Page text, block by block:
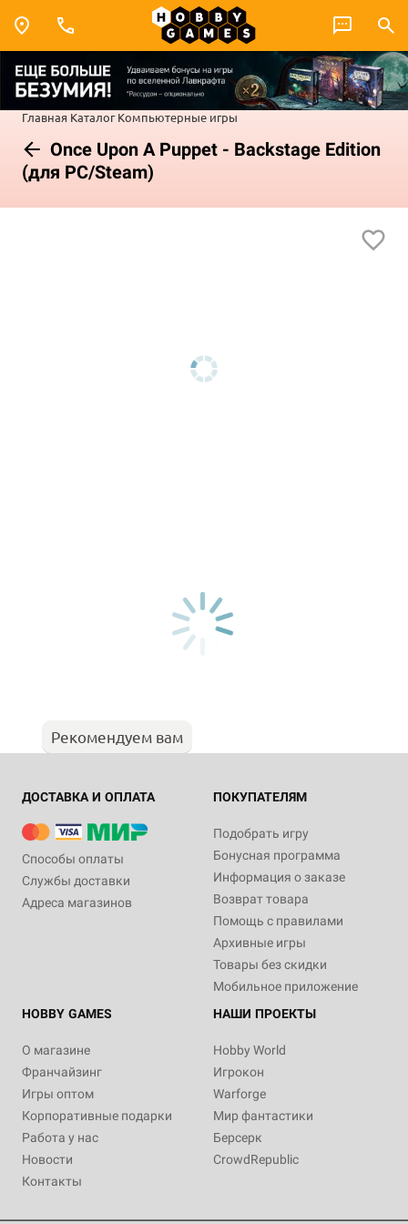
Главная Каталог Компьютерные игры
Once Upon A Puppet - Backstage Edition
(для PC/Steam)
Рекомендуем вам
ДОСТАВКА И ОПЛАТА
Способы оплаты
Службы доставки
Адреса магазинов
ПОКУПАТЕЛЯМ
Подобрать игру
Бонусная программа
Информация о заказе
Возврат товара
Помощь с правилами
Архивные игры
Товары без скидки
Мобильное приложение
HOBBY GAMES
О магазине
Франчайзинг
Игры оптом
Корпоративные подарки
Работа у нас
Новости
Контакты
НАШИ ПРОЕКТЫ
Hobby World
Игрокон
Warforge
Мир фантастики
Берсерк
CrowdRepublic